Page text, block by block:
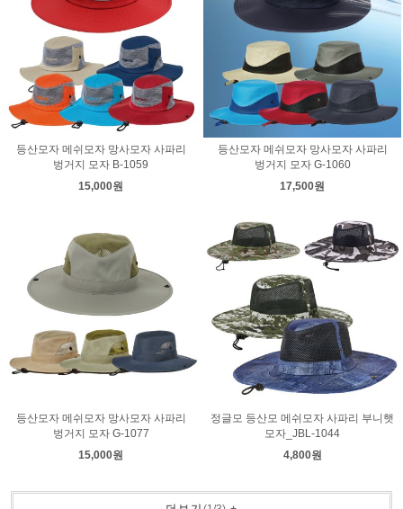
등산모자 메쉬모자 망사모자 사파리
벙거지 모자 B-1059
15,000원
등산모자 메쉬모자 망사모자 사파리
벙거지 모자 G-1060
17,500원
등산모자 메쉬모자 망사모자 사파리
벙거지 모자 G-1077
15,000원
정글모 등산모 메쉬모자 사파리 부니햇
모자_JBL-1044
4,800원